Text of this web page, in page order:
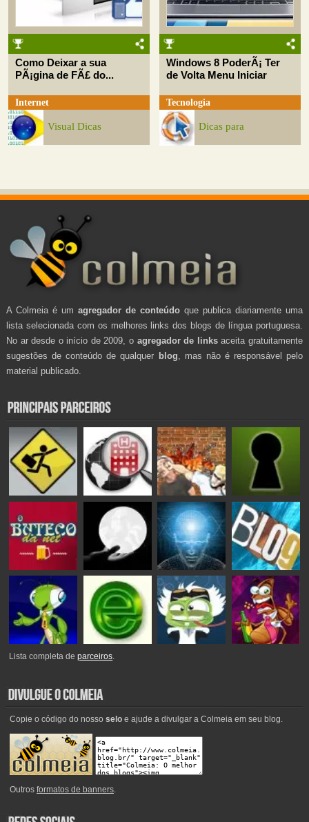
Como Deixar a sua
PÃ¡gina de FÃ£ do...
Internet
Visual Dicas
Windows 8 PoderÃ¡ Ter
de Volta Menu Iniciar
Tecnologia
Dicas para
A Colmeia é um agregador de conteúdo que publica diariamente uma
lista selecionada com os melhores links dos blogs de língua portuguesa.
No ar desde o início de 2009, o agregador de linksaceita gratuitamente
sugestões de conteúdo de qualquer blog , mas não é responsável pelo
material publicado.
Lista completa deparceiros.
Copie o código do nosso seloe ajude a divulgar a Colmeia em seu blog.
Outros formatos de banners.